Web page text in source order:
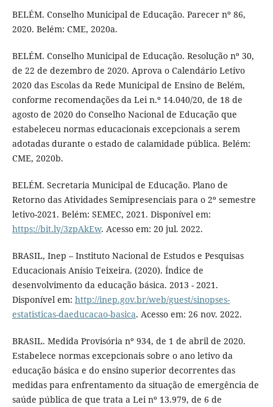
BELÉM. Conselho Municipal de Educação. Parecer nº 86,
2020. Belém: CME, 2020a.
BELÉM. Conselho Municipal de Educação. Resolução nº 30,
de 22 de dezembro de 2020. Aprova o Calendário Letivo
2020 das Escolas da Rede Municipal de Ensino de Belém,
conforme recomendações da Lei n.º 14.040/20, de 18 de
agosto de 2020 do Conselho Nacional de Educação que
estabeleceu normas educacionais excepcionais a serem
adotadas durante o estado de calamidade pública. Belém:
CME, 2020b.
BELÉM. Secretaria Municipal de Educação. Plano de
Retorno das Atividades Semipresenciais para o 2º semestre
letivo-2021. Belém: SEMEC, 2021. Disponível em:
https://bit.ly/3zpAkEw. Acesso em: 20 jul. 2022.
BRASIL, Inep – Instituto Nacional de Estudos e Pesquisas
Educacionais Anísio Teixeira. (2020). Índice de
desenvolvimento da educação básica. 2013 - 2021.
Disponível em: http://inep.gov.br/web/guest/sinopses-
estatisticas-daeducacao-basica. Acesso em: 26 nov. 2022.
BRASIL. Medida Provisória nº 934, de 1 de abril de 2020.
Estabelece normas excepcionais sobre o ano letivo da
educação básica e do ensino superior decorrentes das
medidas para enfrentamento da situação de emergência de
saúde pública de que trata a Lei nº 13.979, de 6 de